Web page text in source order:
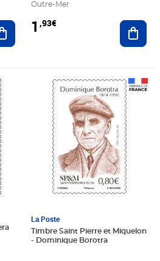
Ajouter au panier
Outre-Mer
1 ,93€
La Poste
Timbre Saint Pierre et Miquelon
- Dominique Borotra
Prix 0,80€